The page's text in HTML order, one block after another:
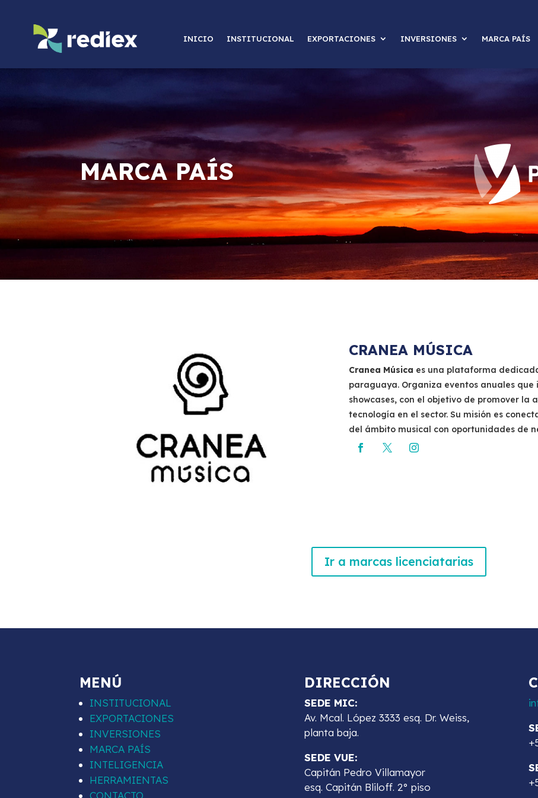
INICIO INSTITUCIONAL EXPORTACIONES INVERSIONES MARCA PAÍS
MARCA PAÍS
CRANEA MÚSICA
Cranea Música es una plataforma
paraguaya. Organiza eventos anuales
showcases, con el objetivo de promover
tecnología en el sector. Su misión es
del ámbito musical con oportunidades de
Ir a marcas licenciatarias
MENÚ
INSTITUCIONAL
EXPORTACIONES
INVERSIONES
MARCA PAÍS
INTELIGENCIA
HERRAMIENTAS
CONTACTO
DIRECCIÓN
SEDE MIC:
Av. Mcal. López 3333 esq. Dr. Weiss,
planta baja.
SEDE VUE:
Capitán Pedro Villamayor
esq. Capitán Bliloff. 2° piso